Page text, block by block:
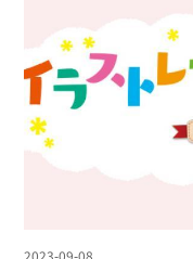
2023-09-08